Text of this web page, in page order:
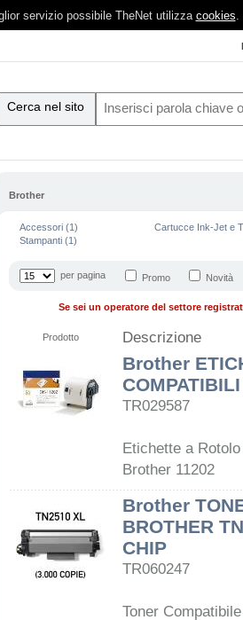
servizio possibile TheNet utilizza cookies.
Cerca nel sito
Brother
Accessori (1)
Cartucce Ink-Jet e
Stampanti (1)
per pagina Promo Novità
Se sei un operatore del settore
Prodotto Descrizione
Brother
TR029587
Etichette a
Brother 11202
Brother
BROTHER
CHIP
TR060247
Toner